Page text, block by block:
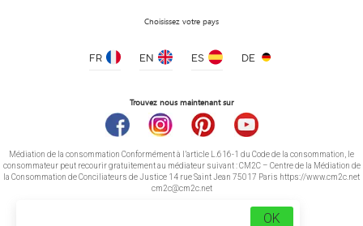
Choisissez votre pays
FR EN ES DE
Trouvez nous maintenant sur
Médiation de la consommation Conformément à l’article L.616-1 du Code de la consommation, le
consommateur peut recourir gratuitement au médiateur suivant : CM2C – Centre de la Médiation de
la Consommation de Conciliateurs de Justice 14 rue Saint Jean 75017 Paris https://www.cm2c.net
cm2c@cm2c.net
OK